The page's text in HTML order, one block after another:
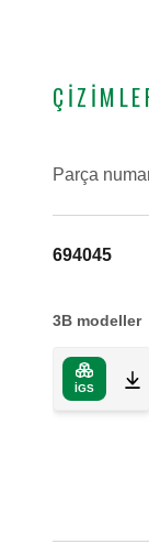
Parça
694045
3B modeller
IGS